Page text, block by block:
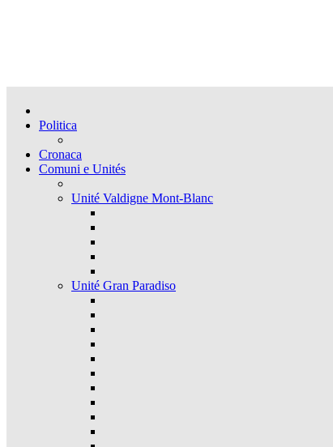
Politica
Cronaca
Comuni e Unités
Unité Valdigne Mont-Blanc
Unité Gran Paradiso